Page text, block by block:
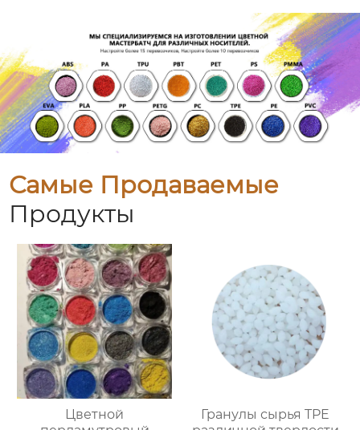
Самые Продаваемые
Продукты
Цветной
Гранулы сырья TPE